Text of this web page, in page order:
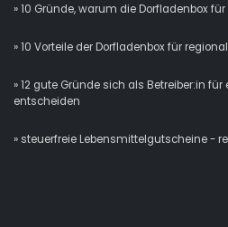
» 10 Gründe, warum die Dorfladenbox
» 10 Vorteile der Dorfladenbox für
» 12 gute Gründe sich als Betreiber:in für
entscheiden
» steuerfreie Lebensmittelgutscheine -